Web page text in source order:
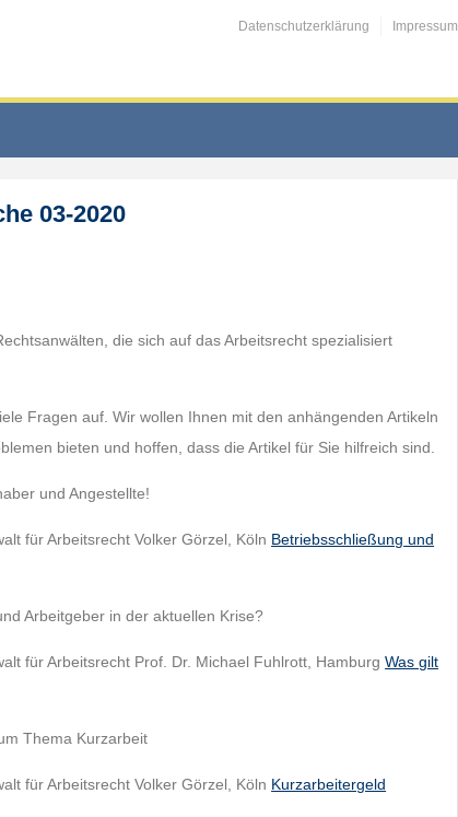
Datenschutzerklärung Impressum
03-2020
die sich auf das Arbeitsrecht spezialisiert
Fragen auf. Wir wollen Ihnen mit den anhängenden Artikeln
bieten und hoffen, dass die Artikel für Sie hilfreich sind.
und Angestellte!
für Arbeitsrecht Volker Görzel, Köln Betriebsschließung und
Arbeitgeber in der aktuellen Krise?
für Arbeitsrecht Prof. Dr. Michael Fuhlrott, HamburgWas gilt
Thema Kurzarbeit
für Arbeitsrecht Volker Görzel, Köln Kurzarbeitergeld